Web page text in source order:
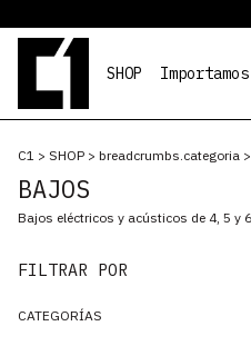
SHOP Importamos
C1 > SHOP > breadcrumbs.categoria >
BAJOS
Bajos eléctricos y acústicos de 4, 5 y
FILTRAR POR
CATEGORÍAS